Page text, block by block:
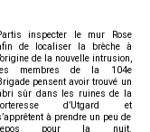
inspecter le mur Rose
de localiser la brèche à
l’origine de la nouvelle intrusion,
les membres de la 104e
pensent avoir trouvé un
sûr dans les ruines de la
d’Utgard et
à prendre un peu de
pour la nuit.